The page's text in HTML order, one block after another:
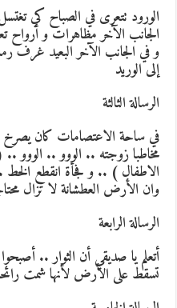
الورود تتعرى في الصباح كي
الجانب الآخر مظاهرات و أرواح
و في الجانب الآخر البعيد غرف
إلى الوريد
الرسالة الثالثة
في ساحة الاعتصامات كان يصرخ
مخاطبا زوجته .. الووو .. الووو
الاطفال ) .. و فجأة انقطع
وان الأرض العطشانة لا تزال
الرسالة الرابعة
أتعلم يا صديقي أن الثوار ..
تسقط على الأرض لأنها شمت